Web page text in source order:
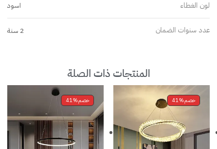
لون الغطاء اسود
عدد سنوات الضمان 2 سنة
المنتجات ذات الصلة
خصم41% خصم41%